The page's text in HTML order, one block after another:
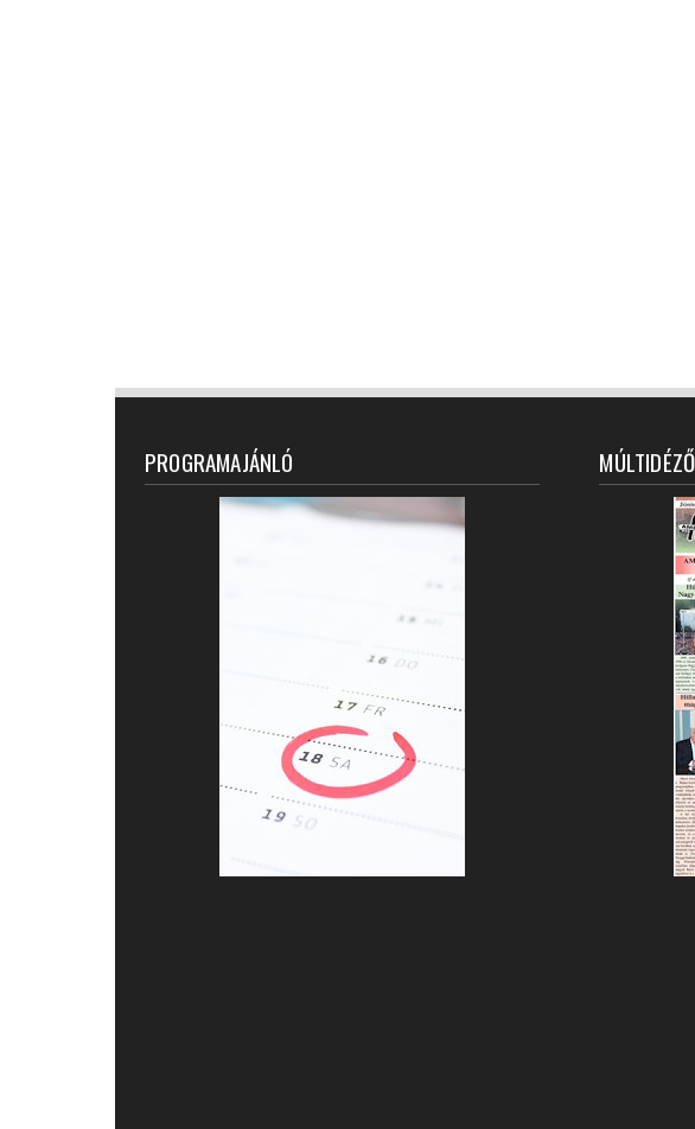
PROGRAMAJÁNLÓ MÚLTIDÉZŐ